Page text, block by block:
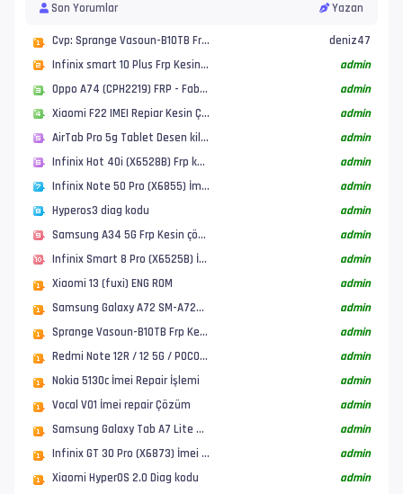
Son Yorumlar Yazan
Cvp: Sprange Vasoun-B10TB Frp Kesin çözümü
deniz47
Infinix smart 10 Plus Frp Kesin Çözüm
admin
Oppo A74 (CPH2219) FRP - Fabrika Ayarlarına Sıfırlama
admin
Xiaomi F22 IMEI Repiar Kesin Çözüm
admin
AirTab Pro 5g Tablet Desen kilidi Frp Kesin çözüm
admin
Infinix Hot 40i (X6528B) Frp kesin Çözümü
admin
Infinix Note 50 Pro (X6855) İmei repiar Çözümü
admin
Hyperos3 diag kodu
admin
Samsung A34 5G Frp Kesin çözüm And 16 sürüm
admin
Infinix Smart 8 Pro (X6525B) İmei Repair Basit Çözüm
admin
Xiaomi 13 (fuxi) ENG ROM
admin
Samsung Galaxy A72 SM-A725F Frp baypas Kesin çözümü
admin
Sprange Vasoun-B10TB Frp Kesin çözümü
admin
Redmi Note 12R / 12 5G / POCO M6 Pro 5G (sky&river) Direnç yeri
admin
Nokia 5130c İmei Repair İşlemi
admin
Vocal V01 İmei repair Çözüm
admin
Samsung Galaxy Tab A7 Lite Tablet (SM-T220) Frp Kesin Çözüm
admin
Infinix GT 30 Pro (X6873) İmei Repair
admin
Xiaomi HyperOS 2.0 Diag kodu
admin